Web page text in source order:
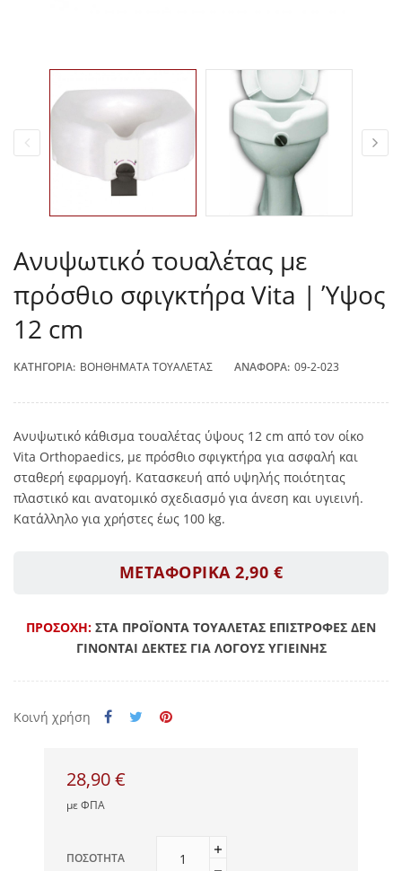
Ανυψωτικό τουαλέτας με
πρόσθιο σφιγκτήρα Vita | Ύψος
12 cm
ΚΑΤΗΓΟΡΊΑ: ΒΟΗΘΉΜΑΤΑ ΤΟΥΑΛΈΤΑΣ ΑΝΑΦΟΡΆ: 09-2-023
Ανυψωτικό κάθισμα τουαλέτας ύψους 12 cm από τον οίκο
Vita Orthopaedics, με πρόσθιο σφιγκτήρα για ασφαλή και
σταθερή εφαρμογή. Κατασκευή από υψηλής ποιότητας
πλαστικό και ανατομικό σχεδιασμό για άνεση και υγιεινή.
Κατάλληλο για χρήστες έως 100 kg.
ΜΕΤΑΦΟΡΙΚΑ 2,90 €
ΠΡΟΣΟΧΗ: ΣΤΑ ΠΡΟΪΟΝΤΑ ΤΟΥΑΛΕΤΑΣ ΕΠΙΣΤΡΟΦΕΣ ΔΕΝ
ΓΙΝΟΝΤΑΙ ΔΕΚΤΕΣ ΓΙΑ ΛΟΓΟΥΣ ΥΓΙΕΙΝΗΣ
Κοινή χρήση
28,90 €
με ΦΠΑ
ΠΟΣΌΤΗΤΑ